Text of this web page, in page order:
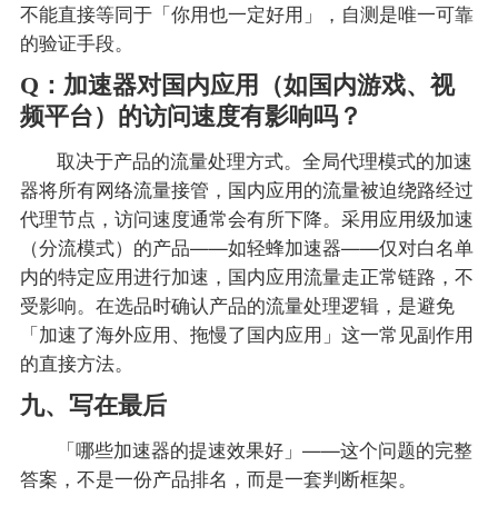
不能直接等同于「你用也一定好用」，自测是唯一可靠
的验证手段。
Q：加速器对国内应用（如国内游戏、视
频平台）的访问速度有影响吗？
取决于产品的流量处理方式。全局代理模式的加速
器将所有网络流量接管，国内应用的流量被迫绕路经过
代理节点，访问速度通常会有所下降。采用应用级加速
（分流模式）的产品——如轻蜂加速器——仅对白名单
内的特定应用进行加速，国内应用流量走正常链路，不
受影响。在选品时确认产品的流量处理逻辑，是避免
「加速了海外应用、拖慢了国内应用」这一常见副作用
的直接方法。
九、写在最后
「哪些加速器的提速效果好」——这个问题的完整
答案，不是一份产品排名，而是一套判断框架。